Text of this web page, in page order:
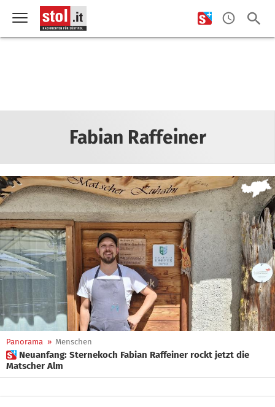
Fabian Raffeiner
Panorama » Menschen
 Neuanfang: Sternekoch Fabian Raffeiner rockt jetzt die
Matscher Alm